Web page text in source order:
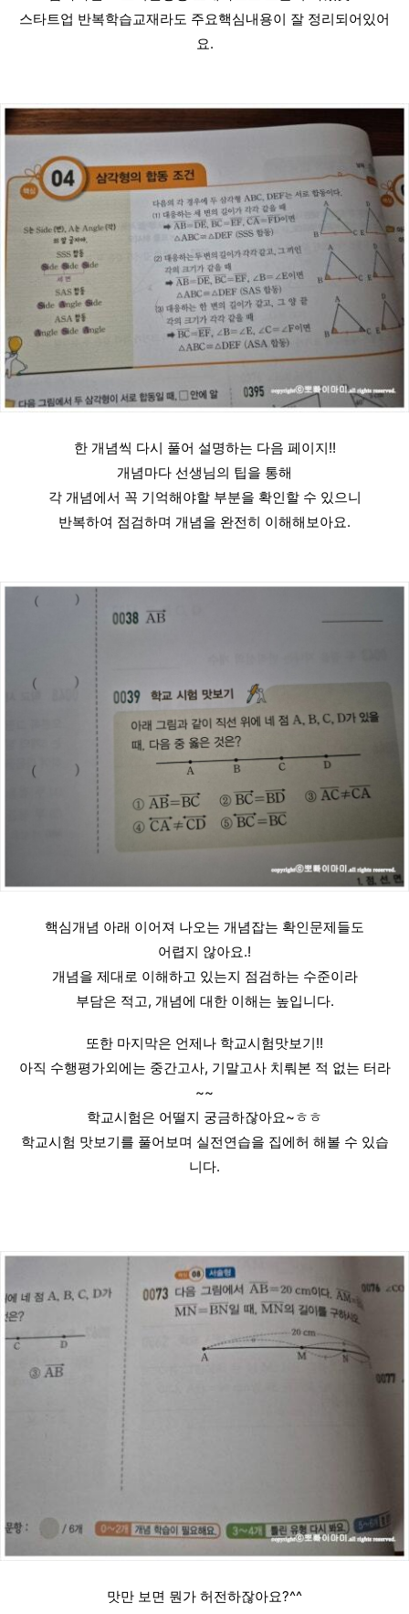
스타트업 반복학습교재라도 주요핵심내용이 잘 정리되어있어
요.
한 개념씩 다시 풀어 설명하는 다음 페이지!!
개념마다 선생님의 팁을 통해
각 개념에서 꼭 기억해야할 부분을 확인할 수 있으니
반복하여 점검하며 개념을 완전히 이해해보아요.
핵심개념 아래 이어져 나오는 개념잡는 확인문제들도
어렵지 않아요.!
개념을 제대로 이해하고 있는지 점검하는 수준이라
부담은 적고, 개념에 대한 이해는 높입니다.
또한 마지막은 언제나 학교시험맛보기!!
아직 수행평가외에는 중간고사, 기말고사 치뤄본 적 없는 터라
~~
학교시험은 어떨지 궁금하잖아요~ㅎㅎ
학교시험 맛보기를 풀어보며 실전연습을 집에허 해볼 수 있습
니다.
맛만 보면 뭔가 허전하잖아요?^^